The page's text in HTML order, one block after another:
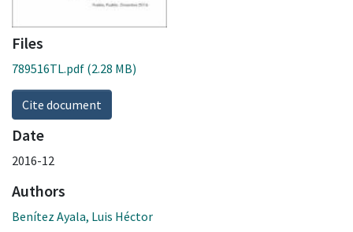
Files
789516TL.pdf (2.28 MB)
Cite document
Date
2016-12
Authors
Benítez Ayala, Luis Héctor